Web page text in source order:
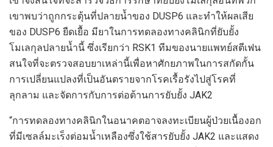
เขาพบว่าถูกกระตุ้นที่ปลายน้ำของ DUSP6 และทำให้ผลเสีย
ของ DUSP6 ยืดเยื้อ มียาในการทดลองทางคลินิกที่ยับยั้ง
โมเลกุลปลายน้ำนี้ ซึ่งเรียกว่า RSK1 ทีมของนายแพทย์สตีเฟน
สนใจที่จะตรวจสอบยาเหล่านี้เพื่อหาศักยภาพในการสกัดกั้น
การเปลี่ยนแปลงที่เป็นอันตรายจากโรคเรื้อรังไปสู่โรคที่
ลุกลาม และจัดการกับการต่อต้านการยับยั้ง JAK2
“การทดลองทางคลินิกในอนาคตอาจลงทะเบียนผู้ป่วยเนื้องอก
ที่มีเซลล์มะเร็งต่อมน้ำเหลืองซึ่งใช้สารยับยั้ง JAK2 และแสดง